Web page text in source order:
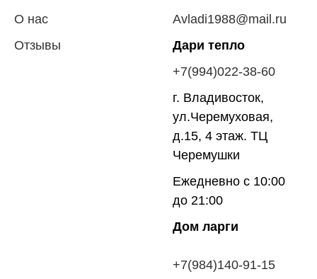
О нас
Отзывы
Avladi1988@mail.ru
Дари тепло
+7(994)022-38-60
г. Владивосток,
ул.Черемуховая,
д.15, 4 этаж. ТЦ
Черемушки
Ежедневно с 10:00
до 21:00
Дом ларги
+7(984)140-91-15